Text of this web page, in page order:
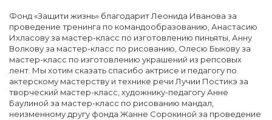
Фонд «Защити жизнь» благодарит Леонида Иванова за
проведение тренинга по командообразованию, Анастасию
Ихласову за мастер-класс по изготовлению пиньяты, Анну
Волкову за мастер-класс по рисованию, Олесю Быкову за
мастер-класс по изготовлению украшений из репсовых
лент. Мы хотим сказать спасибо актрисе и педагогу по
актерскому мастерству и технике речи Лучии Постикэ за
творческий мастер-класс, художнику-педагогу Анне
Баулиной за мастер-класс по рисованию мандал,
неизменному другу фонда Жанне Сорокиной за проведение